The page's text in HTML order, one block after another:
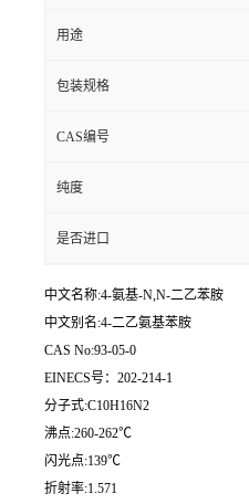
用途
包装规格
CAS编号
纯度
是否进口
中文名称:4-氨基-N,N-二乙苯胺
中文别名:4-二乙氨基苯胺
CAS No:93-05-0
EINECS号：202-214-1
分子式:C10H16N2
沸点:260-262℃
闪光点:139℃
折射率:1.571